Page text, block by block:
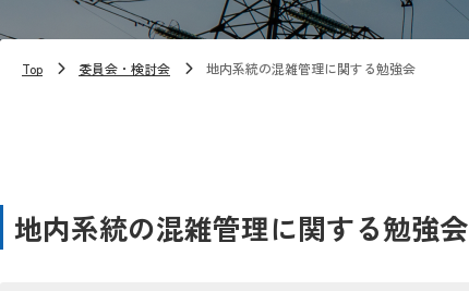
Top 委員会・検討会 地内系統の混雑管理に関する勉強会
地内系統の混雑管理に関する勉強会